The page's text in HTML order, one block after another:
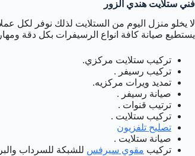
فني ستلايت هندي الزور
لا يخلو منزل اليوم من الستلايت لذلك نوفر لكل
يستطيع صيانة كافة انواع الرسيفرات بكل دقة
تركيب ستلايت مركزي.
تركيب رسيفر .
تمديد ويرات مركزيه.
صيانة رسيفر .
ترتيب قنوات .
تركيب ستلايت .
تصليح تلفزيون
صيانة ستلايت .
تركيب مقوي سيرفس للشبكة للسرداب